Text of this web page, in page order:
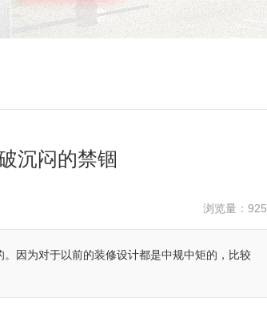
沉闷的禁锢
浏览量： 925
因为对于以前的装修设计都是中规中矩的，比较